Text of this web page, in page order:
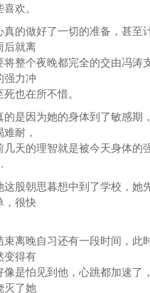
欢。
做好了一切的准备，甚至
后就离
将整个夜晚都完全的交由冯涛
强力冲
也在所不惜。
因为她的身体到了敏感期
耐，
几天的理智就是被今天身体的
朝思暮想中到了学校，她
，很快
晚自习还有一段时间，此
变得有
像是怕见到他，心跳都加速了
灭了她